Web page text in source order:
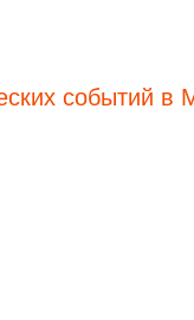
событий в